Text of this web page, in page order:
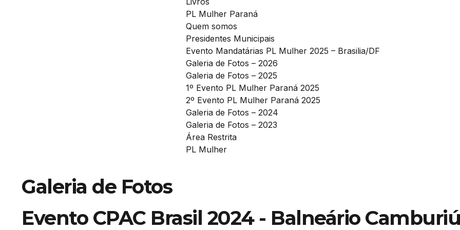
PL Mulher Paraná
Quem somos
Presidentes Municipais
Evento Mandatárias PL Mulher 2025 – Brasilia/DF
Galeria de Fotos – 2026
Galeria de Fotos – 2025
1º Evento PL Mulher Paraná 2025
2º Evento PL Mulher Paraná 2025
Galeria de Fotos – 2024
Galeria de Fotos – 2023
Área Restrita
PL Mulher
Galeria de Fotos
Evento CPAC Brasil 2024 - Balneário